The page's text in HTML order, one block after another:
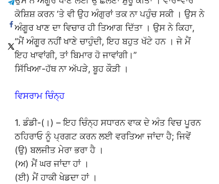
ਕੋਸ਼ਿਸ਼ ਕਰਨ ‘ਤੇ ਵੀ ਉਹ ਅੰਗੁਰਾਂ ਤਕ ਨਾ ਪਹੁੰਚ ਸਕੀ । ਉਸ ਨੇ
ਅੰਗੂਰ ਖਾਣ ਦਾ ਵਿਚਾਰ ਹੀ ਤਿਆਗ ਦਿੱਤਾ । ਉਸ ਨੇ ਕਿਹਾ,
“ਮੈਂ ਅੰਗੂਰ ਨਹੀਂ ਖਾਣੇ ਚਾਹੁੰਦੀ, ਇਹ ਬਹੁਤ ਖੱਟੇ ਹਨ । ਜੇ ਮੈਂ
ਇਹ ਖਾਵਾਂਗੀ, ਤਾਂ ਬਿਮਾਰ ਹੋ ਜਾਵਾਂਗੀ।”
ਸਿੱਖਿਆ-ਹੱਥ ਨਾ ਅੱਪੜੇ, ਬੂਹ ਕੌੜੀ ।
ਵਿਸਰਾਮ ਚਿੰਨ੍ਹ
1. ਡੰਡੀ-(।) – ਇਹ ਚਿੰਨ੍ਹ ਸਧਾਰਨ ਵਾਕ ਦੇ ਅੰਤ ਵਿਚ ਪੂਰਨ
ਠਹਿਰਾਓ ਨੂੰ ਪ੍ਰਗਟ ਕਰਨ ਲਈ ਵਰਤਿਆ ਜਾਂਦਾ ਹੈ; ਜਿਵੇਂ
(ਉ) ਬਲਜੀਤ ਮੇਰਾ ਭਰਾ ਹੈ ।
(ਅ) ਮੈਂ ਘਰ ਜਾਂਦਾ ਹਾਂ ।
(ਈ) ਮੈਂ ਹਾਕੀ ਖੇਡਦਾ ਹਾਂ ।